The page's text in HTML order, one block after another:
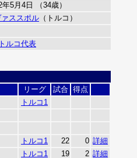
年5月4日 （34歳）
ァススポル （トルコ）
トルコ代表
リーグ 試合 得点
トルコ1
トルコ1 22 0 詳細
トルコ1 19 2 詳細